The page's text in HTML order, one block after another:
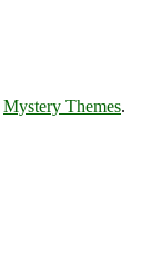
Mystery Themes.